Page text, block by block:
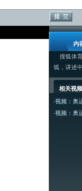
内
搜狐体
狐，讲述
相关视
·视频：奥
·视频：奥